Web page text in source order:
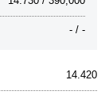
- / -
14.420